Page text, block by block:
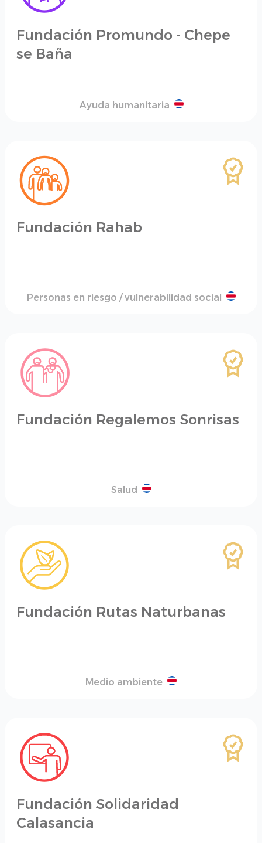
Fundación Promundo - Chepe
se Baña
Ayuda humanitaria
Fundación Rahab
Personas en riesgo / vulnerabilidad social
Fundación Regalemos Sonrisas
Salud
Fundación Rutas Naturbanas
Medio ambiente
Fundación Solidaridad
Calasancia